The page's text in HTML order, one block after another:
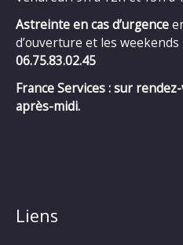
Astreinte en cas d’urgence
d’ouverture et les
06.75.83.02.45
France Services : sur
après-midi.
Liens